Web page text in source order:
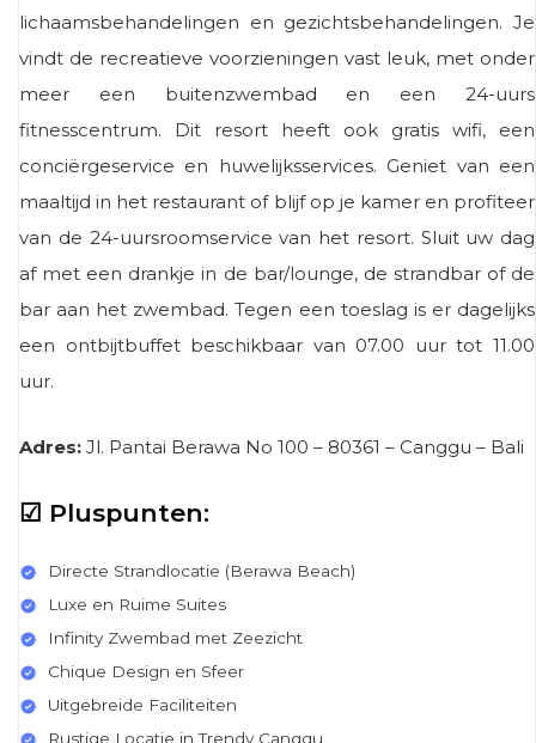
lichaamsbehandelingen en gezichtsbehandelingen. Je
vindt de recreatieve voorzieningen vast leuk, met onder
meer een buitenzwembad en een 24-uurs
fitnesscentrum. Dit resort heeft ook gratis wifi, een
conciërgeservice en huwelijksservices. Geniet van een
maaltijd in het restaurant of blijf op je kamer en profiteer
van de 24-uursroomservice van het resort. Sluit uw dag
af met een drankje in de bar/lounge, de strandbar of de
bar aan het zwembad. Tegen een toeslag is er dagelijks
een ontbijtbuffet beschikbaar van 07.00 uur tot 11.00
uur.
Adres: Jl. Pantai Berawa No 100 – 80361 – Canggu – Bali
☑ Pluspunten:
Directe Strandlocatie (Berawa Beach)
Luxe en Ruime Suites
Infinity Zwembad met Zeezicht
Chique Design en Sfeer
Uitgebreide Faciliteiten
Rustige Locatie in Trendy Canggu